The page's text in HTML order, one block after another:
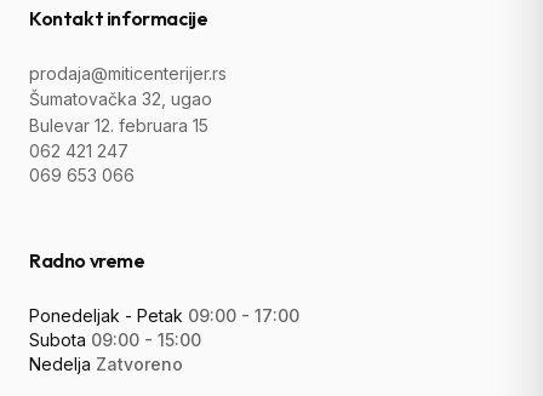
Kontakt informacije
prodaja@miticenterijer.rs
Šumatovačka 32, ugao
Bulevar 12. februara 15
062 421 247
069 653 066
Radno vreme
Ponedeljak - Petak 09:00 - 17:00
Subota 09:00 - 15:00
Nedelja Zatvoreno